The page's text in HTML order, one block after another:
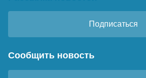
Подписаться
Сообщить новость